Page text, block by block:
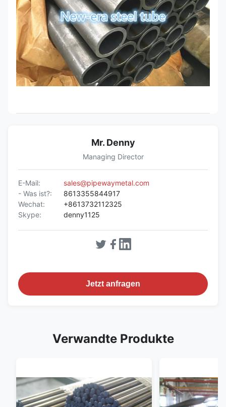
Mr. Denny
Managing Director
E-Mail:
sales@pipewaymetal.com
- Was ist?:
8613355844917
Wechat:
+8613732112325
Skype:
denny1125
Jetzt anfragen
Verwandte Produkte